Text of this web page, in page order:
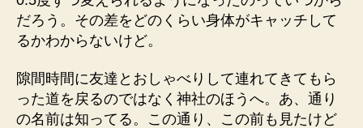
だろう。その差をどのくらい身体がキャッチして
るかわからないけど。
隙間時間に友達とおしゃべりして連れてきてもら
った道を戻るのではなく神社のほうへ。あ、通り
の名前は知ってる。この通り、この前も見たけど